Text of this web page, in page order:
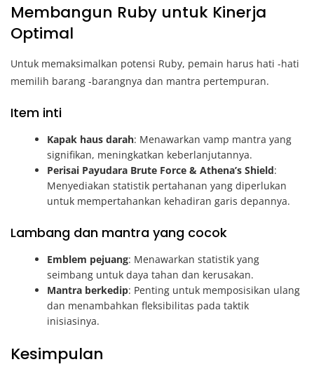
Membangun Ruby untuk Kinerja
Optimal
Untuk memaksimalkan potensi Ruby, pemain harus hati -hati
memilih barang -barangnya dan mantra pertempuran.
Item inti
Kapak haus darah: Menawarkan vamp mantra yang
signifikan, meningkatkan keberlanjutannya.
Perisai Payudara Brute Force & Athena’s Shield:
Menyediakan statistik pertahanan yang diperlukan
untuk mempertahankan kehadiran garis depannya.
Lambang dan mantra yang cocok
Emblem pejuang: Menawarkan statistik yang
seimbang untuk daya tahan dan kerusakan.
Mantra berkedip: Penting untuk memposisikan ulang
dan menambahkan fleksibilitas pada taktik
inisiasinya.
Kesimpulan